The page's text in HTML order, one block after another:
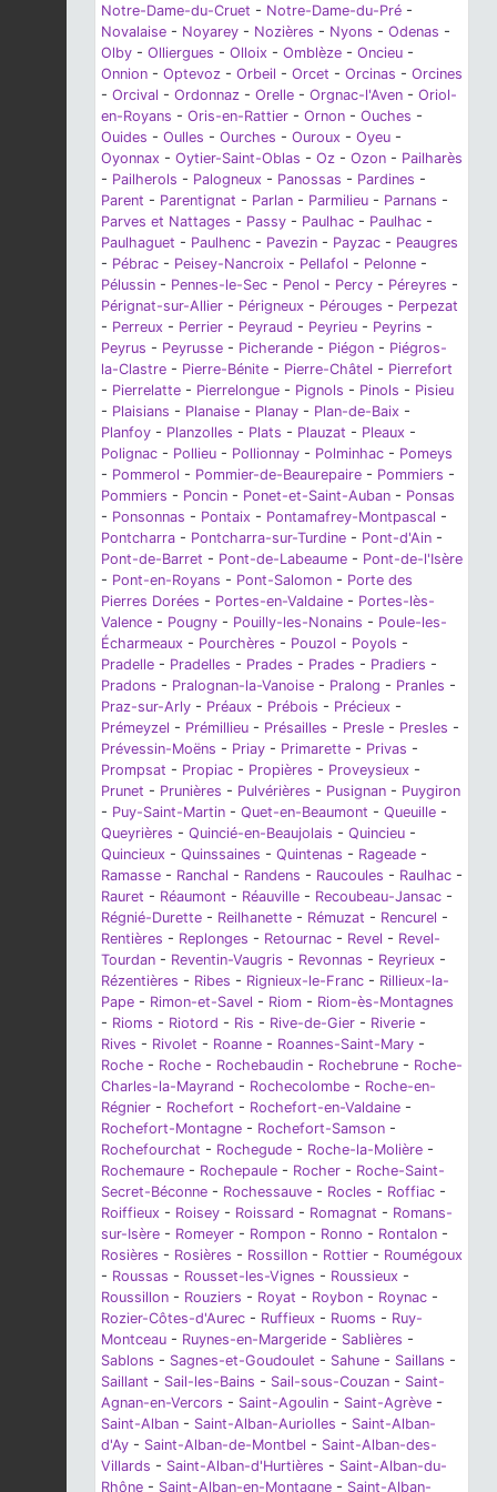
Notre-Dame-du-Cruet - Notre-Dame-du-Pré -
Novalaise - Noyarey - Nozières - Nyons - Odenas -
Olby - Olliergues - Olloix - Omblèze - Oncieu -
Onnion - Optevoz - Orbeil - Orcet - Orcinas - Orcines
- Orcival - Ordonnaz - Orelle - Orgnac-l'Aven - Oriol-
en-Royans - Oris-en-Rattier - Ornon - Ouches -
Ouides - Oulles - Ourches - Ouroux - Oyeu -
Oyonnax - Oytier-Saint-Oblas - Oz - Ozon - Pailharès
- Pailherols - Palogneux - Panossas - Pardines -
Parent - Parentignat - Parlan - Parmilieu - Parnans -
Parves et Nattages - Passy - Paulhac - Paulhac -
Paulhaguet - Paulhenc - Pavezin - Payzac - Peaugres
- Pébrac - Peisey-Nancroix - Pellafol - Pelonne -
Pélussin - Pennes-le-Sec - Penol - Percy - Péreyres -
Pérignat-sur-Allier - Périgneux - Pérouges - Perpezat
- Perreux - Perrier - Peyraud - Peyrieu - Peyrins -
Peyrus - Peyrusse - Picherande - Piégon - Piégros-
la-Clastre - Pierre-Bénite - Pierre-Châtel - Pierrefort
- Pierrelatte - Pierrelongue - Pignols - Pinols - Pisieu
- Plaisians - Planaise - Planay - Plan-de-Baix -
Planfoy - Planzolles - Plats - Plauzat - Pleaux -
Polignac - Pollieu - Pollionnay - Polminhac - Pomeys
- Pommerol - Pommier-de-Beaurepaire - Pommiers -
Pommiers - Poncin - Ponet-et-Saint-Auban - Ponsas
- Ponsonnas - Pontaix - Pontamafrey-Montpascal -
Pontcharra - Pontcharra-sur-Turdine - Pont-d'Ain -
Pont-de-Barret - Pont-de-Labeaume - Pont-de-l'Isère
- Pont-en-Royans - Pont-Salomon - Porte des
Pierres Dorées - Portes-en-Valdaine - Portes-lès-
Valence - Pougny - Pouilly-les-Nonains - Poule-les-
Écharmeaux - Pourchères - Pouzol - Poyols -
Pradelle - Pradelles - Prades - Prades - Pradiers -
Pradons - Pralognan-la-Vanoise - Pralong - Pranles -
Praz-sur-Arly - Préaux - Prébois - Précieux -
Prémeyzel - Prémillieu - Présailles - Presle - Presles -
Prévessin-Moëns - Priay - Primarette - Privas -
Prompsat - Propiac - Propières - Proveysieux -
Prunet - Prunières - Pulvérières - Pusignan - Puygiron
- Puy-Saint-Martin - Quet-en-Beaumont - Queuille -
Queyrières - Quincié-en-Beaujolais - Quincieu -
Quincieux - Quinssaines - Quintenas - Rageade -
Ramasse - Ranchal - Randens - Raucoules - Raulhac -
Rauret - Réaumont - Réauville - Recoubeau-Jansac -
Régnié-Durette - Reilhanette - Rémuzat - Rencurel -
Rentières - Replonges - Retournac - Revel - Revel-
Tourdan - Reventin-Vaugris - Revonnas - Reyrieux -
Rézentières - Ribes - Rignieux-le-Franc - Rillieux-la-
Pape - Rimon-et-Savel - Riom - Riom-ès-Montagnes
- Rioms - Riotord - Ris - Rive-de-Gier - Riverie -
Rives - Rivolet - Roanne - Roannes-Saint-Mary -
Roche - Roche - Rochebaudin - Rochebrune - Roche-
Charles-la-Mayrand - Rochecolombe - Roche-en-
Régnier - Rochefort - Rochefort-en-Valdaine -
Rochefort-Montagne - Rochefort-Samson -
Rochefourchat - Rochegude - Roche-la-Molière -
Rochemaure - Rochepaule - Rocher - Roche-Saint-
Secret-Béconne - Rochessauve - Rocles - Roffiac -
Roiffieux - Roisey - Roissard - Romagnat - Romans-
sur-Isère - Romeyer - Rompon - Ronno - Rontalon -
Rosières - Rosières - Rossillon - Rottier - Roumégoux
- Roussas - Rousset-les-Vignes - Roussieux -
Roussillon - Rouziers - Royat - Roybon - Roynac -
Rozier-Côtes-d'Aurec - Ruffieux - Ruoms - Ruy-
Montceau - Ruynes-en-Margeride - Sablières -
Sablons - Sagnes-et-Goudoulet - Sahune - Saillans -
Saillant - Sail-les-Bains - Sail-sous-Couzan - Saint-
Agnan-en-Vercors - Saint-Agoulin - Saint-Agrève -
Saint-Alban - Saint-Alban-Auriolles - Saint-Alban-
d'Ay - Saint-Alban-de-Montbel - Saint-Alban-des-
Villards - Saint-Alban-d'Hurtières - Saint-Alban-du-
Rhône - Saint-Alban-en-Montagne - Saint-Alban-